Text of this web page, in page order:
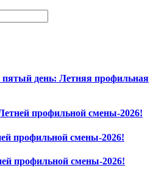
день: Летняя профильная
профильной смены-2026!
профильной смены-2026!
профильной смены-2026!